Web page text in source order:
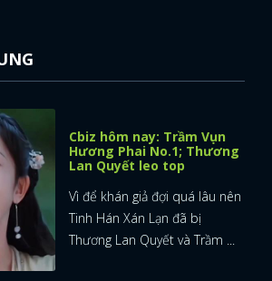
Cbiz hôm nay: Trầm Vụn
Hương Phai No.1; Thương
Lan Quyết leo top
Vì để khán giả đợi quá lâu nên
Tinh Hán Xán Lạn đã bị
Thương Lan Quyết và Trầm ...